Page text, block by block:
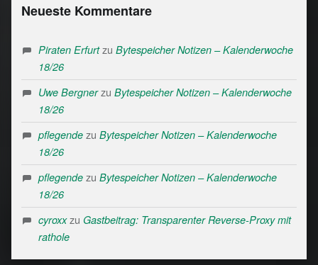
Neueste Kommentare
Piraten Erfurtzu Bytespeicher Notizen – Kalenderwoche
18/26
Uwe Bergnerzu Bytespeicher Notizen – Kalenderwoche
18/26
pflegendezu Bytespeicher Notizen – Kalenderwoche
18/26
pflegendezu Bytespeicher Notizen – Kalenderwoche
18/26
cyroxxzu Gastbeitrag: Transparenter Reverse-Proxy mit
rathole